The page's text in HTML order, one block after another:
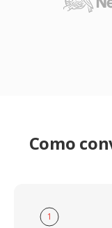
Como
1